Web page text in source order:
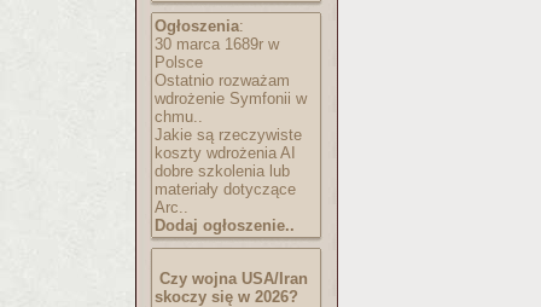
Ogłoszenia:
30 marca 1689r w
Polsce
Ostatnio rozważam
wdrożenie Symfonii w
chmu..
Jakie są rzeczywiste
koszty wdrożenia AI
dobre szkolenia lub
materiały dotyczące
Arc..
Dodaj ogłoszenie..
Czy wojna USA/Iran
skoczy się w 2026?